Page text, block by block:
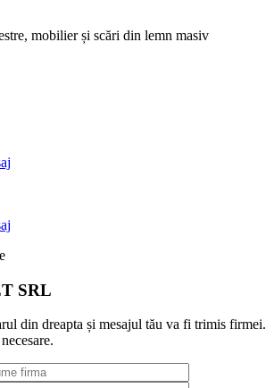
SRL
din dreapta și mesajul tău va fi trimis firmei.